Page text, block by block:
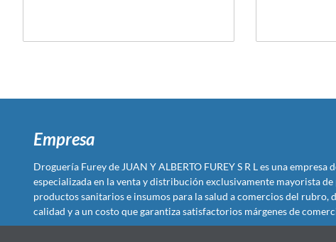
Empresa
Droguería Furey de JUAN Y ALBERTO FUREY S R L es una empresa
especializada en la venta y distribución exclusivamente mayorista
productos sanitarios e insumos para la salud a comercios del rubro,
calidad y a un costo que garantiza satisfactorios márgenes de